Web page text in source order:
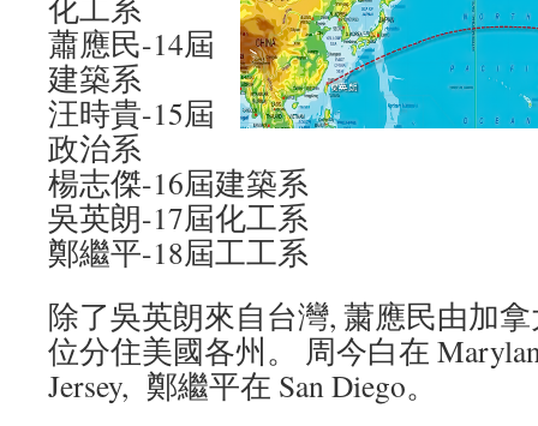
化工系
蕭應民-14屆
建築系
汪時貴-15屆
政治系
楊志傑-16屆建築系
吳英朗-17屆化工系
鄭繼平-18屆工工系
除了吳英朗來自台灣, 䔥應民由加拿
位分住美國各州。 周今白在
Jersey, 鄭繼平在 San Diego。